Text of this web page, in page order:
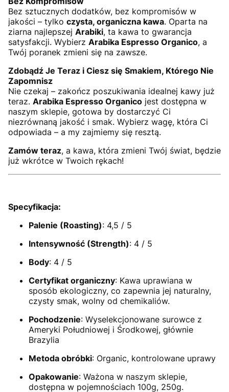
Bez sztucznych dodatków, bez kompromisów w
jakości – tylko czysta, organiczna kawa. Oparta na
ziarna najlepszej Arabiki, ta kawa to gwarancja
satysfakcji. Wybierz Arabika Espresso Organico, a
Twój poranek zmieni się na zawsze.
Zdobądź Je Teraz i Ciesz się Smakiem, Którego Nie
Zapomnisz
Nie czekaj – zakończ poszukiwania idealnej kawy już
teraz. Arabika Espresso Organico jest dostępna w
naszym sklepie, gotowa by dostarczyć Ci
niezrównaną jakość i smak. Wybierz wagę, która Ci
odpowiada – a my zajmiemy się resztą.
Zamów teraz, a kawa, która zmieni Twój świat, będzie
już wkrótce w Twoich rękach!
Specyfikacja:
Palenie (Roasting): 4,5 / 5
Intensywność (Strength): 4 / 5
Body: 4 / 5
Certyfikat organiczny: Kawa uprawiana w
sposób ekologiczny, co zapewnia jej naturalny,
czysty smak, wolny od chemikaliów.
Pochodzenie: Wyselekcjonowane surowce z
Ameryki Południowej i Środkowej, głównie
Brazylia
Metoda obróbki: Organic, kontrolowane uprawy
Opakowanie: Ważona w naszym sklepie,
dostępna w pojemnościach 100g, 250g.